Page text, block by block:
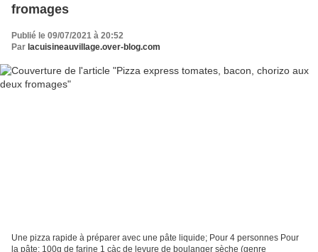
fromages
Publié le 09/07/2021 à 20:52
Par lacuisineauvillage.over-blog.com
Une pizza rapide à préparer avec une pâte liquide; Pour 4 personnes Pour
la pâte: 100g de farine 1 càc de levure de boulanger sèche (genre